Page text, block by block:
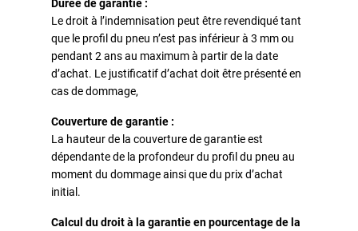
Durée de garantie :
Le droit à l’indemnisation peut être revendiqué tant
que le profil du pneu n’est pas inférieur à 3 mm ou
pendant 2 ans au maximum à partir de la date
d’achat. Le justificatif d’achat doit être présenté en
cas de dommage,
Couverture de garantie :
La hauteur de la couverture de garantie est
dépendante de la profondeur du profil du pneu au
moment du dommage ainsi que du prix d’achat
initial.
Calcul du droit à la garantie en pourcentage de la